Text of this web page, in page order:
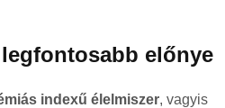
előnye
indexű élelmiszer, vagyis